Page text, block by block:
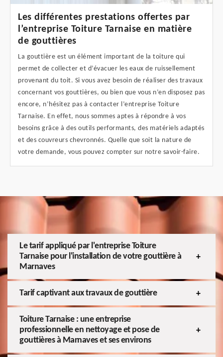
Les différentes prestations offertes par
l’entreprise Toiture Tarnaise en matière
de gouttières
La gouttière est un élément important de la toiture qui
permet de collecter et d’évacuer les eaux de ruissellement
provenant du toit. Si vous avez besoin de réaliser des travaux
concernant vos gouttières, ou bien que vous n’en disposez pas
encore, n’hésitez pas à contacter l’entreprise Toiture
Tarnaise. En effet, nous sommes aptes à répondre à vos
besoins grâce à des outils performants, des matériels adaptés
et des couvreurs chevronnés. Quelle que soit la nature de
votre demande, vous pouvez compter sur notre savoir-faire.
Le tarif appliqué par l'entreprise Toiture
Tarnaise pour l'installation de votre gouttière à
Marnaves
Tarif captivant aux travaux de gouttière
Toiture Tarnaise : une entreprise
professionnelle en nettoyage et pose de
gouttières à Marnaves et ses environs